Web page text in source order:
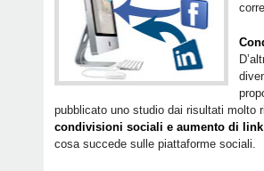
pubblicato uno studio dai risultati molto
condivisioni sociali e aumento di
cosa succede sulle piattaforme sociali.